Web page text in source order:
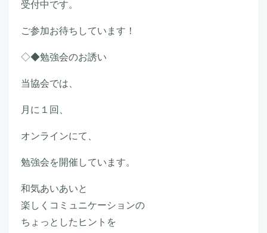
受付中です。
ご参加お待ちしています！
◇◆勉強会のお誘い
当協会では、
月に１回、
オンラインにて、
勉強会を開催しています。
和気あいあいと
楽しくコミュニケーションの
ちょっとしたヒントを